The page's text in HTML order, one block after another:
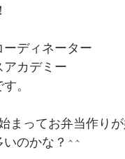
ーディネーター
アカデミー
。
まってお弁当作り
いのかな？^^